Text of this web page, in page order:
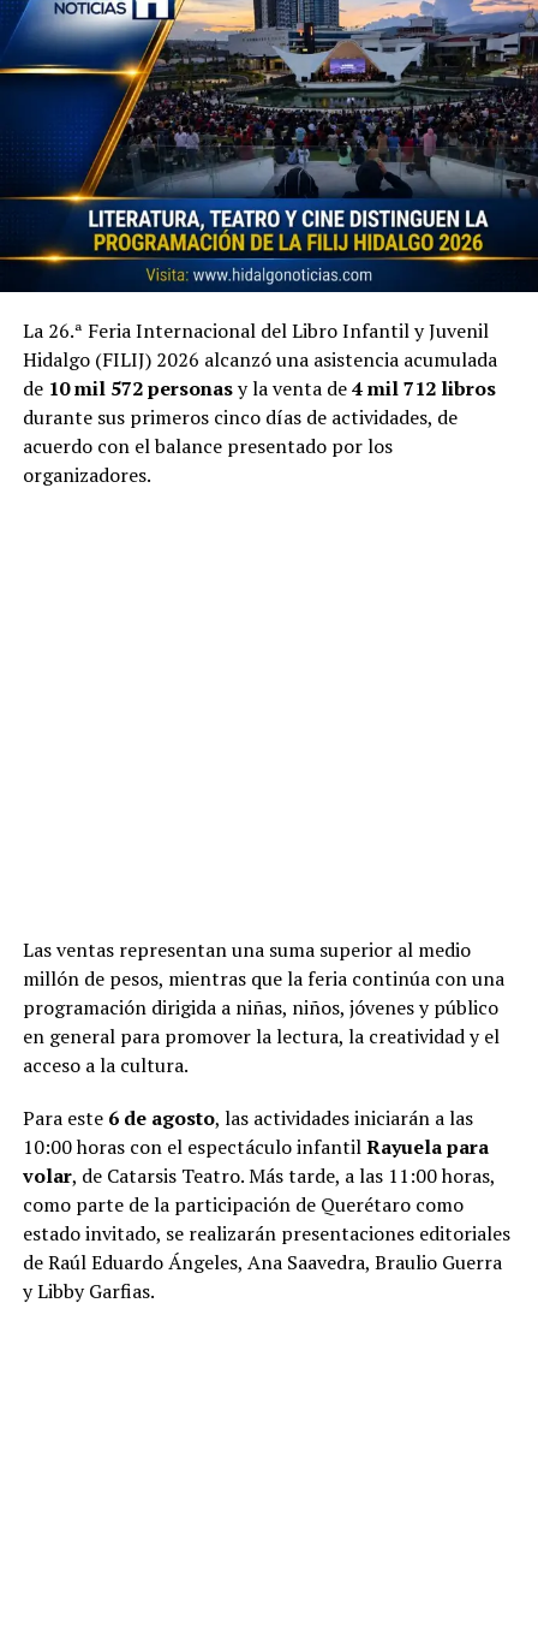
La 26.ª Feria Internacional del Libro Infantil y Juvenil
Hidalgo (FILIJ) 2026 alcanzó una asistencia acumulada
de 10 mil 572 personasy la venta de4 mil 712 libros
durante sus primeros cinco días de actividades, de
acuerdo con el balance presentado por los
organizadores.
Las ventas representan una suma superior al medio
millón de pesos, mientras que la feria continúa con una
programación dirigida a niñas, niños, jóvenes y público
en general para promover la lectura, la creatividad y el
acceso a la cultura.
Para este 6 de agosto, las actividades iniciarán a las
10:00 horas con el espectáculo infantilRayuela para
volar, de Catarsis Teatro. Más tarde, a las 11:00 horas,
como parte de la participación de Querétaro como
estado invitado, se realizarán presentaciones editoriales
de Raúl Eduardo Ángeles, Ana Saavedra, Braulio Guerra
y Libby Garfias.